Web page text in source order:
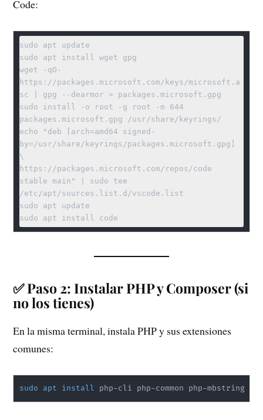
Code:
sudo apt update
sudo apt install wget gpg
wget -qO-
https://packages.microsoft.com/keys/microsoft.a
sc | gpg --dearmor > packages.microsoft.gpg
sudo install -o root -g root -m 644
packages.microsoft.gpg /usr/share/keyrings/
echo "deb [arch=amd64 signed-
by=/usr/share/keyrings/packages.microsoft.gpg]
\
https://packages.microsoft.com/repos/code
stable main" | sudo tee
/etc/apt/sources.list.d/vscode.list
sudo apt update
✅ Paso 2: Instalar PHP y Composer (si
no los tienes)
En la misma terminal, instala PHP y sus extensiones
comunes:
sudo apt install php-cli php-common php-mbstring